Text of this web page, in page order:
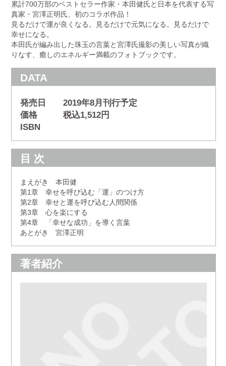
累計700万部のベストセラー作家・本田健氏と日本を代表する写
真家・宮澤正明氏、初のコラボ作品！
見るだけで運が良くなる。見るだけで元気になる。見るだけで
幸せになる。
本田氏が編み出した珠玉の言葉と宮澤氏撮影の美しい写真が織
りなす、癒しのエネルギー満載のフォトブックです。
DATA
発売日 2019年8月刊行予定
価格 税込1,512円
ISBN
目 次
まえがき 本田健
第1章 幸せを呼び込む「運」のつけ方
第2章 幸せと運を呼び込む人間関係
第3章 心を楽にする
第4章 「幸せな成功」を導く言葉
あとがき 宮澤正明
著者紹介